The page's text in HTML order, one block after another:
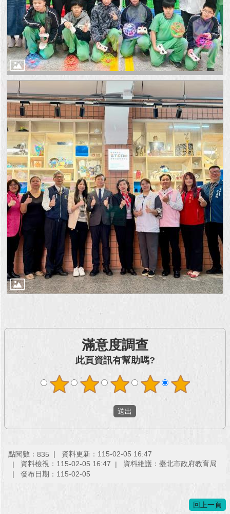
滿意度調查
此頁資訊有幫助嗎?
點閱數： 835
資料更新：115-02-05 16:47
資料檢視：115-02-05 16:47
資料維護：臺北市政府教育局
發布日期：115-02-05
回上一頁